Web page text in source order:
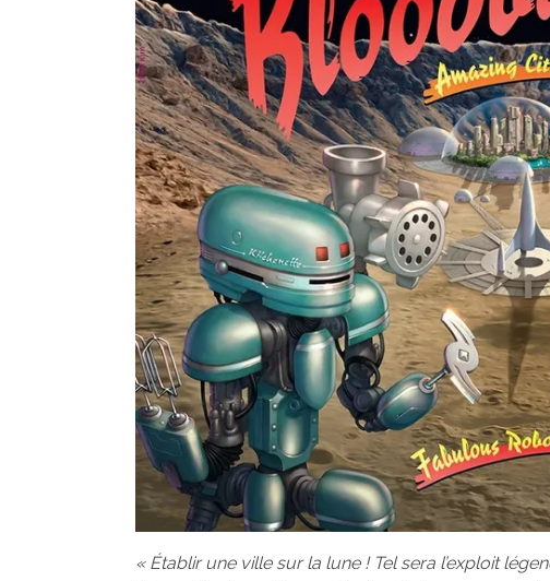
« Établir une ville sur la lune ! Tel sera l’exploit